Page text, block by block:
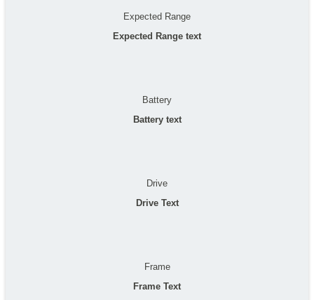
Expected Range
Expected Range text
Battery
Battery text
Drive
Drive Text
Frame
Frame Text